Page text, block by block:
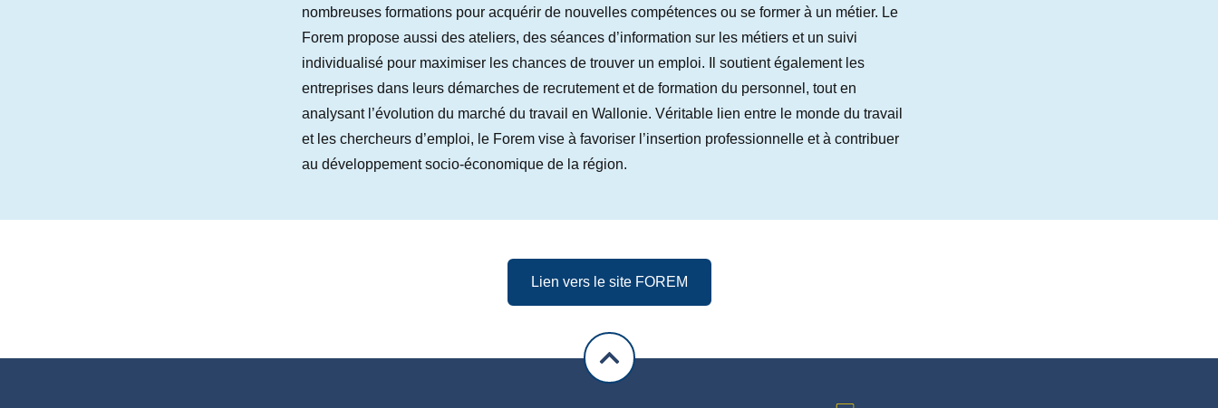
nombreuses formations pour acquérir de nouvelles compétences ou se former à un métier. Le
Forem propose aussi des ateliers, des séances d’information sur les métiers et un suivi
individualisé pour maximiser les chances de trouver un emploi. Il soutient également les
entreprises dans leurs démarches de recrutement et de formation du personnel, tout en
analysant l’évolution du marché du travail en Wallonie. Véritable lien entre le monde du travail
et les chercheurs d’emploi, le Forem vise à favoriser l’insertion professionnelle et à contribuer
au développement socio-économique de la région.
Lien vers le site FOREM